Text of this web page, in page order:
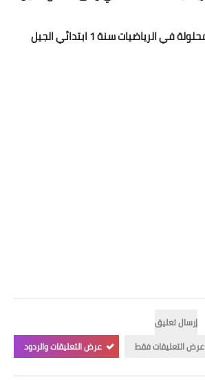
كتاب تمارين محلولة في الرياضيات سنة 1 ابتدائي الجيل
إرسال تعليق
عرض التعليقات فقط
عرض التعليقات والردود